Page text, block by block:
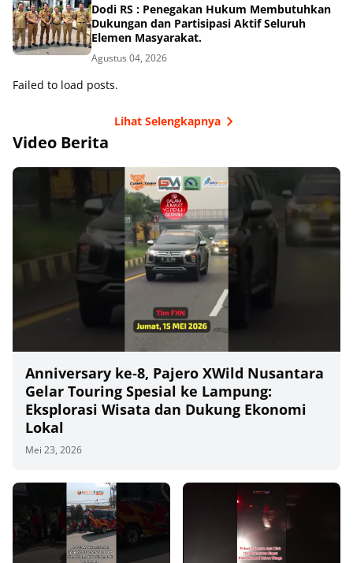
Dodi RS : Penegakan Hukum Membutuhkan
Dukungan dan Partisipasi Aktif Seluruh
Elemen Masyarakat.
Agustus 04, 2026
Failed to load posts.
Lihat Selengkapnya
Video Berita
Anniversary ke‑8, Pajero XWild Nusantara
Gelar Touring Spesial ke Lampung:
Eksplorasi Wisata dan Dukung Ekonomi
Lokal
Mei 23, 2026